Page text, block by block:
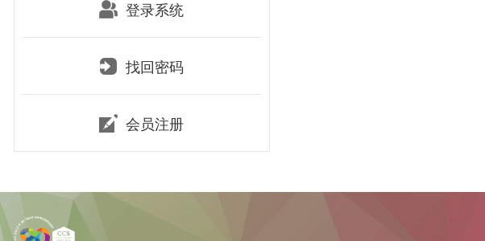
登录系统
找回密码
会员注册